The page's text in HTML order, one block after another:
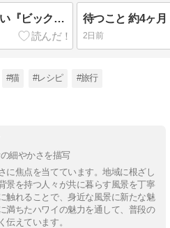
真心ボックスは とてつもない『ビックリ箱』 だった - ブロ友さんとオフ会 その２
2日前
#猫 #レシピ #旅行
細やかさを描写
に焦点を当てています。地域に根ざし
景を持つ人々が共に暮らす風景を丁寧
触れることで、身近な風景に新たな魅
満ちたハワイの魅力を通して、普段の
伝えています。